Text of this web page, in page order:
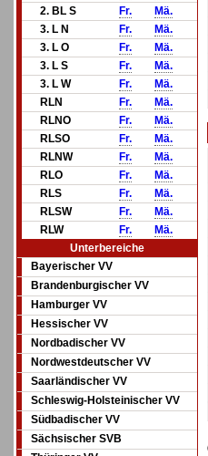
2. BL S
Fr.
Mä.
3. L N
Fr.
Mä.
3. L O
Fr.
Mä.
3. L S
Fr.
Mä.
3. L W
Fr.
Mä.
RLN
Fr.
Mä.
RLNO
Fr.
Mä.
RLSO
Fr.
Mä.
RLNW
Fr.
Mä.
RLO
Fr.
Mä.
RLS
Fr.
Mä.
RLSW
Fr.
Mä.
RLW
Fr.
Mä.
Unterbereiche
Bayerischer VV
Brandenburgischer VV
Hamburger VV
Hessischer VV
Nordbadischer VV
Nordwestdeutscher VV
Saarländischer VV
Schleswig-Holsteinischer VV
Südbadischer VV
Sächsischer SVB